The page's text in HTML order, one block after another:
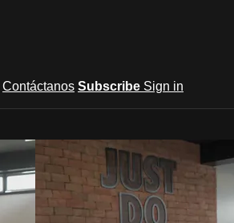
Contáctanos Subscribe Sign in